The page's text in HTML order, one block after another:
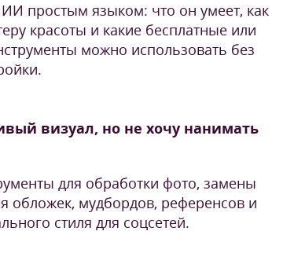
простым языком: что он умеет, как
красоты и какие бесплатные или
можно использовать без
визуал, но не хочу нанимать
для обработки фото, замены
обложек, мудбордов, референсов и
стиля для соцсетей.